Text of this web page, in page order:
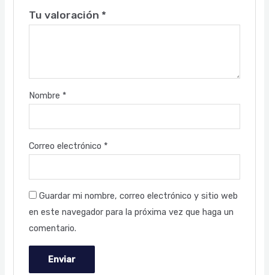
Tu valoración *
Nombre *
Correo electrónico *
Guardar mi nombre, correo electrónico y sitio web
en este navegador para la próxima vez que haga un
comentario.